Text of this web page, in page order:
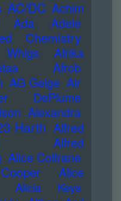
AC/DC Achim
Ada Adele
Chemistry
Afrika
Afrob
AG Geige Air
DePlume
Alexandra
Harth Alfred
Alfred
Alice Coltrane
Alice
Alicia Keys